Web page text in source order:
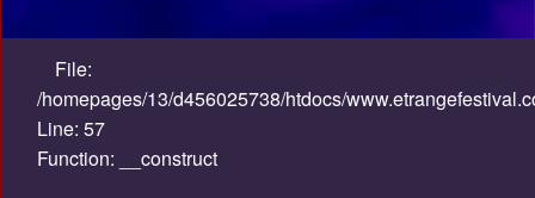
File:
/homepages/13/d456025738/htdocs/
Line: 57
Function: __construct